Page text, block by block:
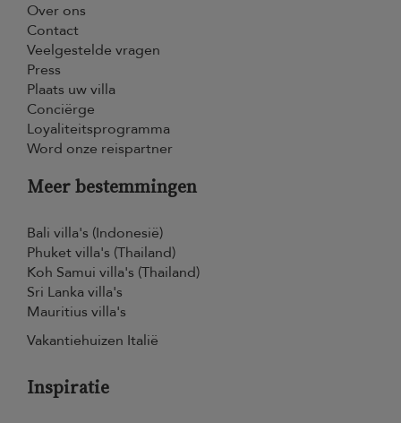
Over ons
Contact
Veelgestelde vragen
Press
Plaats uw villa
Conciërge
Loyaliteitsprogramma
Word onze reispartner
Meer bestemmingen
Bali villa's (Indonesië)
Phuket villa's (Thailand)
Koh Samui villa's (Thailand)
Sri Lanka villa's
Mauritius villa's
Vakantiehuizen Italië
Inspiratie